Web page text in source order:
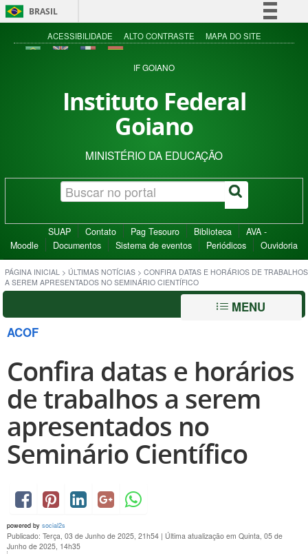
BRASIL
Simplifique!
Acesso à informação
ACESSIBILIDADE ALTO CONTRASTE MAPA DO SITE
IF GOIANO
Instituto Federal
Goiano
MINISTÉRIO DA EDUCAÇÃO
SUAP Contato Pag Tesouro Biblioteca
AVA -
Moodle
Documentos Sistema de eventos Periódicos Ouvidoria
PÁGINA INICIAL > ÚLTIMAS NOTÍCIAS > CONFIRA DATAS E HORÁRIOS DE TRABALHOS
A SEREM APRESENTADOS NO SEMINÁRIO CIENTÍFICO
MENU
ACOF
Confira datas e horários
de trabalhos a serem
apresentados no
Seminário Científico
powered by social2s
Publicado: Terça, 03 de Junho de 2025, 21h54 | Última atualização em Quinta, 05 de
Junho de 2025, 14h35